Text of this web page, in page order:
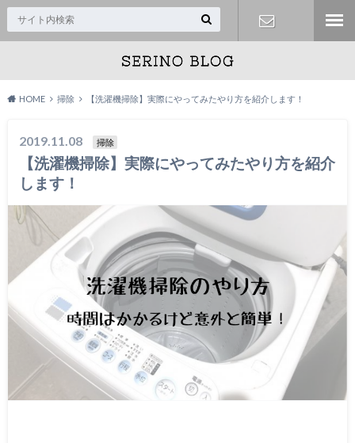
せ
HOME 掃除 【洗濯機掃除】実際にやってみたやり方を紹介します！
2019.11.08 掃除
【洗濯機掃除】実際にやってみたやり方を紹介
します！